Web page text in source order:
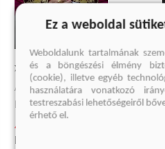
XIV. LEÓ
A remény pápája
Rónay Tamás
4 124 Ft
Eredeti ár:
Ez a weboldal
Weboldalunk tartalmának
és a böngészési élmény
(cookie), illetve egyéb
használatára vonatkozó
testreszabási lehetőségeiről
érhető el.